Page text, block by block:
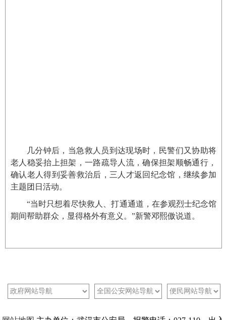
几分钟后，当急救人员到达现场时，民警们又协助将
老人稳妥抬上担架，一路疏导人流，确保担架顺畅通行，
确认老人得到妥善救治后，三人才返回纪念馆，继续参加
主题团日活动。
“当时只想着尽快救人、打通通道，在参观烈士纪念馆
期间帮助群众，显得格外有意义。”新警邓熙傲说道。